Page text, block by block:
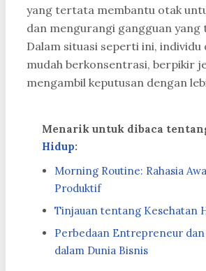
yang tertata membantu otak
dan mengurangi gangguan yang
Dalam situasi seperti ini, individu
mudah berkonsentrasi, berpikir
mengambil keputusan dengan
Menarik untuk dibaca
Hidup:
Morning Routine: Rahasia
Produktif
Tinjauan tentang Kesehatan
Perbedaan Entrepreneur
dalam Dunia Bisnis